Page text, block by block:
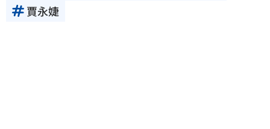
賈永婕